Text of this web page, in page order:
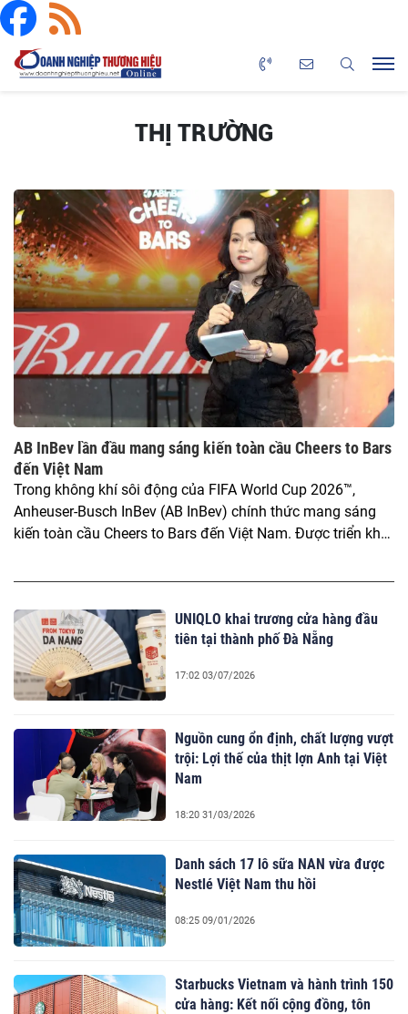
THỊ TRƯỜNG
AB InBev lần đầu mang sáng kiến toàn cầu Cheers to Bars
đến Việt Nam
Trong không khí sôi động của FIFA World Cup 2026™,
Anheuser-Busch InBev (AB InBev) chính thức mang sáng
kiến toàn cầu Cheers to Bars đến Việt Nam. Được triển khai
những không gian kết nối cộng đồng, nơi mọi người cùng
đáng nhớ trong các sự kiện thể thao lớn.UNIQLO khai trương cửa hàng đầu
tiên tại thành phố Đà Nẵng
17:02 03/07/2026
Nguồn cung ổn định, chất lượng vượt
trội: Lợi thế của thịt lợn Anh tại Việt
Nam
18:20 31/03/2026
Danh sách 17 lô sữa NAN vừa được
Nestlé Việt Nam thu hồi
08:25 09/01/2026
Starbucks Vietnam và hành trình 150
cửa hàng: Kết nối cộng đồng, tôn